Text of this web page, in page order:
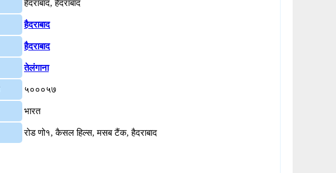
हैदराबाद, हैदराबाद
हैदराबाद
हैदराबाद
तेलंगाना
५०००५७
भारत
रोड णो१, कैसल हिल्स, मसब टैंक, हैदराबाद